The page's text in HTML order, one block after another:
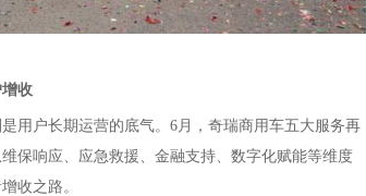
收
用户长期运营的底气。6月，奇瑞商用车五大服务再
保响应、应急救援、金融支持、数字化赋能等维度
收之路。